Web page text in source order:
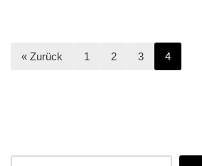
« Zurück 1 2 3 4